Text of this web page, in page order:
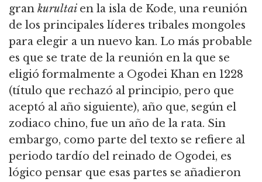
gran kurultai en la isla de Kode, una reunión
de los principales líderes tribales mongoles
para elegir a un nuevo kan. Lo más probable
es que se trate de la reunión en la que se
eligió formalmente a Ogodei Khan en 1228
(título que rechazó al principio, pero que
aceptó al año siguiente), año que, según el
zodiaco chino, fue un año de la rata. Sin
embargo, como parte del texto se refiere al
periodo tardío del reinado de Ogodei, es
lógico pensar que esas partes se añadieron